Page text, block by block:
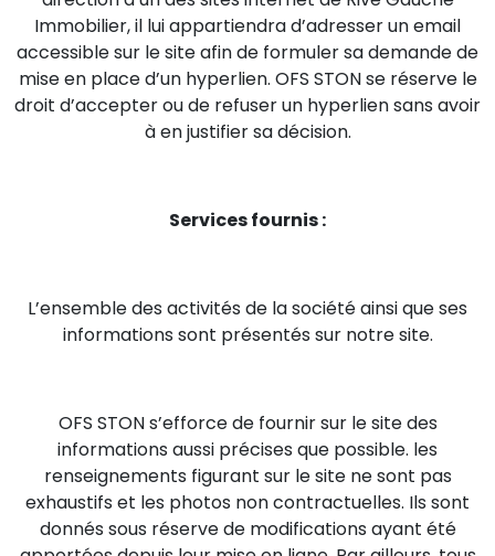
Immobilier, il lui appartiendra d’adresser un email
accessible sur le site afin de formuler sa demande de
mise en place d’un hyperlien. OFS STON se réserve le
droit d’accepter ou de refuser un hyperlien sans avoir
à en justifier sa décision.
Services fournis :
L’ensemble des activités de la société ainsi que ses
informations sont présentés sur notre site.
OFS STON s’efforce de fournir sur le site des
informations aussi précises que possible. les
renseignements figurant sur le site ne sont pas
exhaustifs et les photos non contractuelles. Ils sont
donnés sous réserve de modifications ayant été